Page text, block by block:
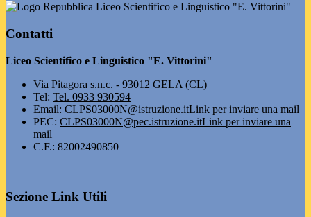
Liceo Scientifico e Linguistico "E. Vittorini"
Contatti
Liceo Scientifico e Linguistico "E. Vittorini"
Via Pitagora s.n.c. - 93012 GELA (CL)
Tel: Tel. 0933 930594
Email: CLPS03000N@istruzione.itLink per inviare una mail
PEC: CLPS03000N@pec.istruzione.itLink per inviare una
mail
C.F.: 82002490850
Sezione Link Utili